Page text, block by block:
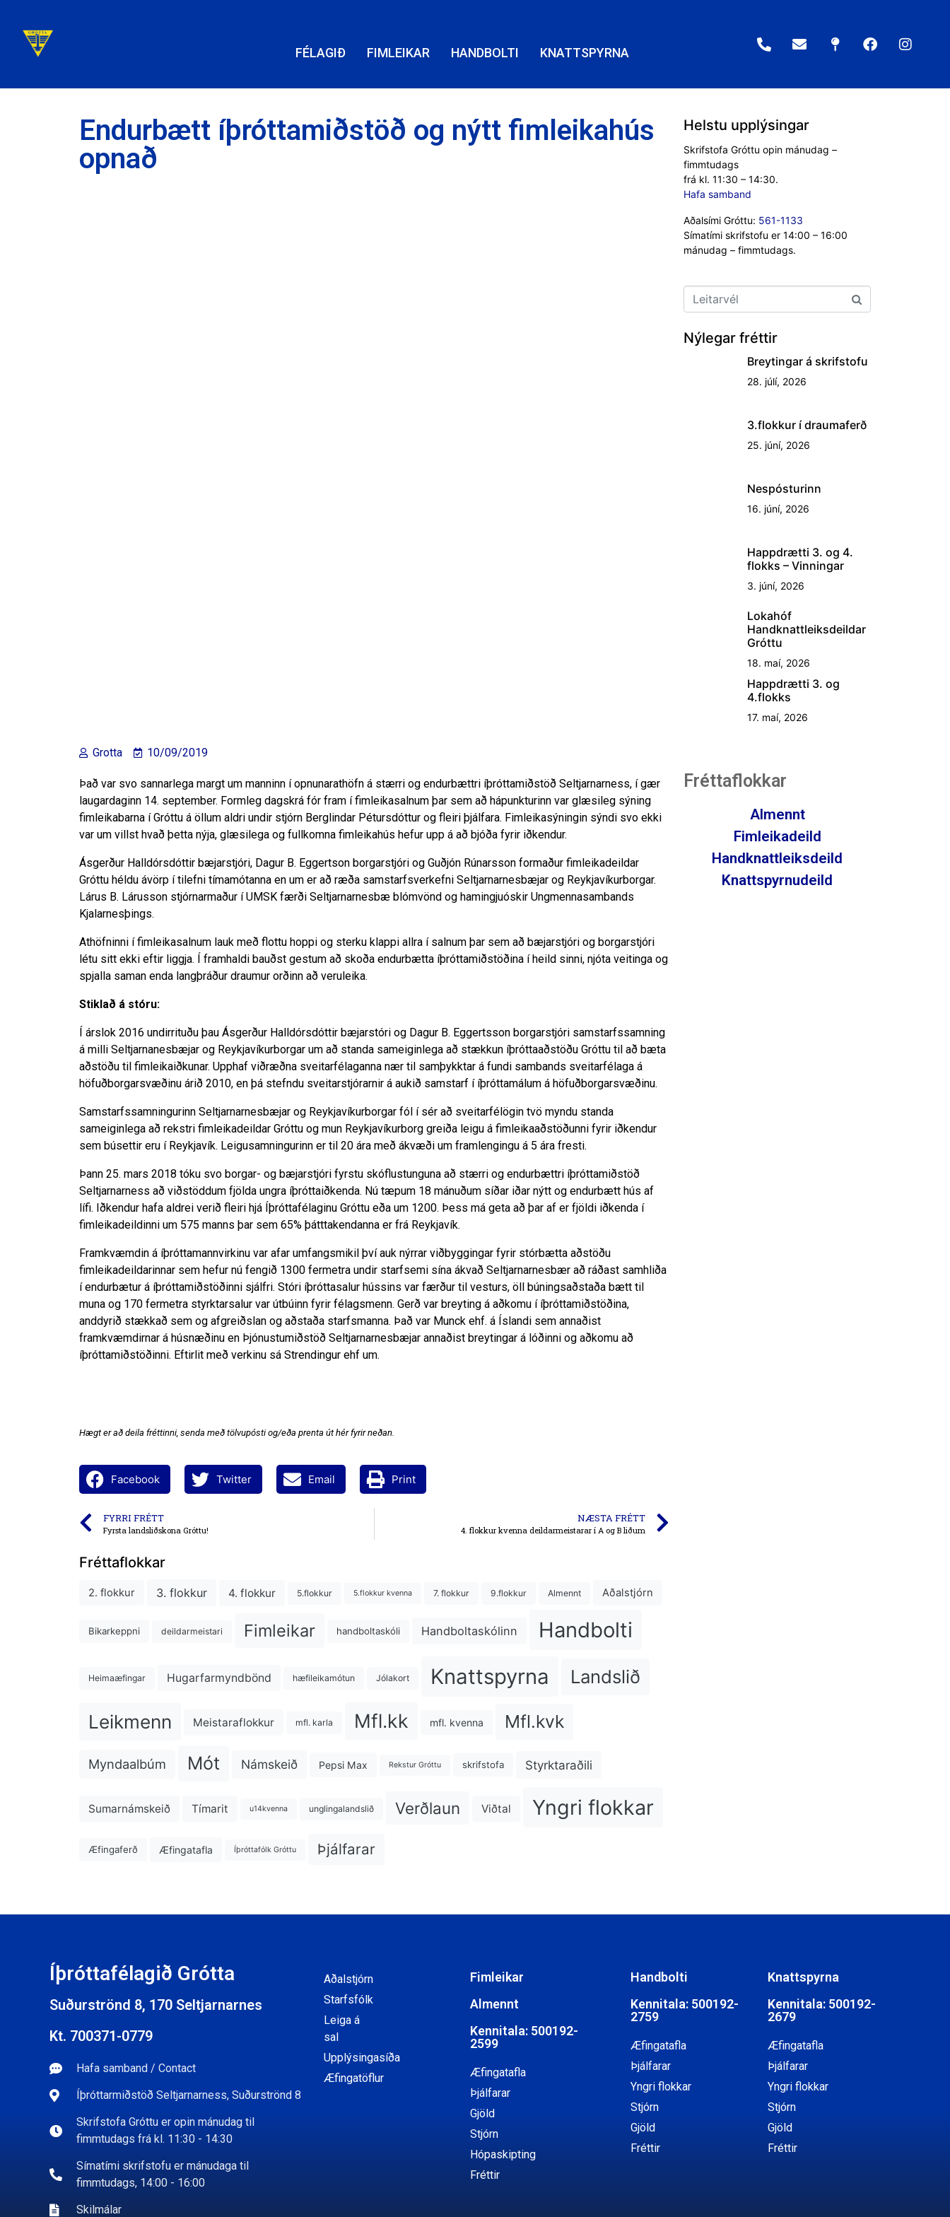
FÉLAGIÐ FIMLEIKAR HANDBOLTI KNATTSPYRNA
Endurbætt íþróttamiðstöð og nýtt fimleikahús
opnað
Grotta 10/09/2019
Það var svo sannarlega margt um manninn í opnunarathöfn á stærri og endurbættri íþróttamiðstöð Seltjarnarness, í gær
laugardaginn 14. september. Formleg dagskrá fór fram í fimleikasalnum þar sem að hápunkturinn var glæsileg sýning
fimleikabarna í Gróttu á öllum aldri undir stjórn Berglindar Pétursdóttur og fleiri þjálfara. Fimleikasýningin sýndi svo ekki
var um villst hvað þetta nýja, glæsilega og fullkomna fimleikahús hefur upp á að bjóða fyrir iðkendur.
Ásgerður Halldórsdóttir bæjarstjóri, Dagur B. Eggertson borgarstjóri og Guðjón Rúnarsson formaður fimleikadeildar
Gróttu héldu ávörp í tilefni tímamótanna en um er að ræða samstarfsverkefni Seltjarnarnesbæjar og Reykjavíkurborgar.
Lárus B. Lárusson stjórnarmaður í UMSK færði Seltjarnarnesbæ blómvönd og hamingjuóskir Ungmennasambands
Kjalarnesþings.
Athöfninni í fimleikasalnum lauk með flottu hoppi og sterku klappi allra í salnum þar sem að bæjarstjóri og borgarstjóri
létu sitt ekki eftir liggja. Í framhaldi bauðst gestum að skoða endurbætta íþróttamiðstöðina í heild sinni, njóta veitinga og
spjalla saman enda langþráður draumur orðinn að veruleika.
Stiklað á stóru:
Í árslok 2016 undirrituðu þau Ásgerður Halldórsdóttir bæjarstóri og Dagur B. Eggertsson borgarstjóri samstarfssamning
á milli Seltjarnanesbæjar og Reykjavíkurborgar um að standa sameiginlega að stækkun íþróttaaðstöðu Gróttu til að bæta
aðstöðu til fimleikaiðkunar. Upp­haf viðræðna sveit­ar­fé­lag­anna nær til samþykkt­ar á fundi sam­bands sveit­ar­fé­laga á
höfuðborg­ar­svæðinu árið 2010, en þá stefndu sveit­ar­stjór­arn­ir á aukið sam­starf í íþrótta­mál­um á höfuðborg­ar­svæðinu.
Samstarfssamningurinn Seltjarnarnesbæjar og Reykjavíkurborgar fól í sér að sveitarfélögin tvö myndu standa
sameiginlega að rekstri fimleikadeildar Gróttu og mun Reykjavíkurborg greiða leigu á fimleikaaðstöðunni fyrir iðkendur
sem búsettir eru í Reykjavík. Leigusamningurinn er til 20 ára með ákvæði um framlengingu á 5 ára fresti.
Þann 25. mars 2018 tóku svo borgar- og bæjarstjóri fyrstu skóflustunguna að stærri og endurbættri íþróttamiðstöð
Seltjarnarness að viðstöddum fjölda ungra íþróttaiðkenda. Nú tæpum 18 mánuðum síðar iðar nýtt og endurbætt hús af
lífi. Iðkendur hafa aldrei verið fleiri hjá Íþróttafélaginu Gróttu eða um 1200. Þess má geta að þar af er fjöldi iðkenda í
fimleikadeildinni um 575 manns þar sem 65% þátttakendanna er frá Reykjavík.
Framkvæmdin á íþróttamannvirkinu var afar umfangsmikil því auk nýrrar viðbyggingar fyrir stórbætta aðstöðu
fimleikadeildarinnar sem hefur nú fengið 1300 fermetra undir starfsemi sína ákvað Seltjarnarnesbær að ráðast samhliða
í endurbætur á íþróttamiðstöðinni sjálfri. Stóri íþróttasalur hússins var færður til vesturs, öll búningsaðstaða bætt til
muna og 170 fermetra styrktarsalur var útbúinn fyrir félagsmenn. Gerð var breyting á aðkomu í íþróttamiðstöðina,
anddyrið stækkað sem og afgreiðslan og aðstaða starfsmanna. Það var Munck ehf. á Íslandi sem annaðist
framkvæmdirnar á húsnæðinu en Þjónustumiðstöð Seltjarnarnesbæjar annaðist breytingar á lóðinni og aðkomu að
íþróttamiðstöðinni. Eftirlit með verkinu sá Strendingur ehf um.
Hægt er að deila fréttinni, senda með tölvupósti og/eða prenta út hér fyrir neðan.
Facebook Twitter Email Print
FYRRI FRÉTT
Fyrsta landsliðskona Gróttu!
NÆSTA FRÉTT
4. flokkur kvenna deildarmeistarar í A og B liðum
Fréttaflokkar
2. flokkur 3. flokkur 4. flokkur 5.flokkur 5.flokkur kvenna 7. flokkur 9.flokkur Almennt Aðalstjórn
Bikarkeppni deildarmeistari Fimleikar handboltaskóli Handboltaskólinn Handbolti
Heimaæfingar Hugarfarmyndbönd hæfileikamótun Jólakort Knattspyrna Landslið
Leikmenn Meistaraflokkur mfl. karla Mfl.kk mfl. kvenna Mfl.kvk
Myndaalbúm Mót Námskeið Pepsi Max Rekstur Gróttu skrifstofa Styrktaraðili
Sumarnámskeið Tímarit u14kvenna unglingalandslið Verðlaun Viðtal Yngri flokkar
Æfingaferð Æfingatafla Íþróttafólk Gróttu Þjálfarar
Helstu upplýsingar
Skrifstofa Gróttu opin mánudag –
fimmtudags
frá kl. 11:30 – 14:30.
Hafa samband
Aðalsími Gróttu: 561-1133
Símatími skrifstofu er 14:00 – 16:00
mánudag – fimmtudags.
Nýlegar fréttir
Breytingar á skrifstofu
28. júlí, 2026
3.flokkur í draumaferð
25. júní, 2026
Nespósturinn
16. júní, 2026
Happdrætti 3. og 4.
flokks – Vinningar
3. júní, 2026
Lokahóf
Handknattleiksdeildar
Gróttu
18. maí, 2026
Happdrætti 3. og
4.flokks
17. maí, 2026
Fréttaflokkar
Almennt
Fimleikadeild
Handknattleiksdeild
Knattspyrnudeild
Íþróttafélagið Grótta
Suðurströnd 8, 170 Seltjarnarnes
Kt. 700371-0779
Hafa samband / Contact
Íþróttarmiðstöð Seltjarnarness, Suðurströnd 8
Skrifstofa Gróttu er opin mánudag til
fimmtudags frá kl. 11:30 - 14:30
Símatími skrifstofu er mánudaga til
fimmtudags, 14:00 - 16:00
Skilmálar
Aðalstjórn
Starfsfólk
Leiga á
sal
Upplýsingasíða
Æfingatöflur
Fimleikar
Almennt
Kennitala: 500192-
2599
Æfingatafla
Þjálfarar
Gjöld
Stjórn
Hópaskipting
Fréttir
Handbolti
Kennitala: 500192-
2759
Æfingatafla
Þjálfarar
Yngri flokkar
Stjórn
Gjöld
Fréttir
Knattspyrna
Kennitala: 500192-
2679
Æfingatafla
Þjálfarar
Yngri flokkar
Stjórn
Gjöld
Fréttir